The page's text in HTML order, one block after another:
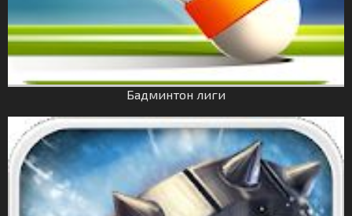
Бадминтон лиги